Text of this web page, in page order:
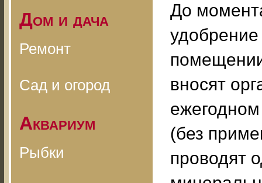
Дом и дача
Ремонт
Сад и огород
Аквариум
Рыбки
До
вносят
(без
проводят